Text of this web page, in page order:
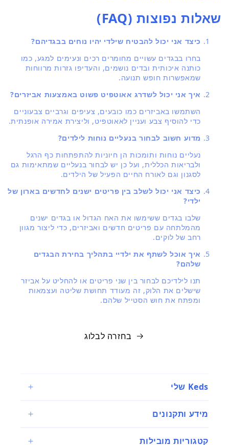
שאלות נפוצות (FAQ)
כיצד אני יכול להבטיח שילדי יהיו נוחים בבגדיהם?
בחרו בבגדים עשויים מחומרים רכים ונעימים למגע, כמו
כותנה איכותית ובדים נושמים, והעדיפו גזרות מרווחות
שמאפשרות חופש תנועה.
איך אני יכול לשדרג אאוטפיט פשוט באמצעות אביזרים?
השתמשו באביזרים כמו כובעים, צעיפים וגרביים צבעוניים
כדי להוסיף צבע ועניין לאאוטפיט, וליצירת אמירה אופנתית.
מדוע חשוב לבחור בנעליים נוחות לילדים?
נעליים נוחות ותומכות הן חיוניות להתפתחות כף הרגל
ולבריאות הכללית, ועל כן יש לבחור בנעליים שמתאימות גם
לסגנון וגם לאורח החיים הפעיל של הילדים.
כיצד אני יכול לשלב בין פריטים ישנים לחדשים בארון של
ילדי?
שלבו בגדים ששימשו את האח הגדול או בגדים ישנים
מהמלתחה עם פריטים חדשים ואביזרים, כדי ליצור מגוון
רחב של לוקים.
איך אוכל לשתף את ילדיי בתהליך בחירת הבגדים
שלהם?
תנו לילדיכם לבחור בין שני פריטים או להחליט על אביזר
שישלים את הלוק, זה מעודד תחושת שליטה ועצמאות
ומפתח את חוש הסטייל שלהם.
בחזרה לבלוג
Keds שלי
מידע ותקנונים
קטגוריות מובילות